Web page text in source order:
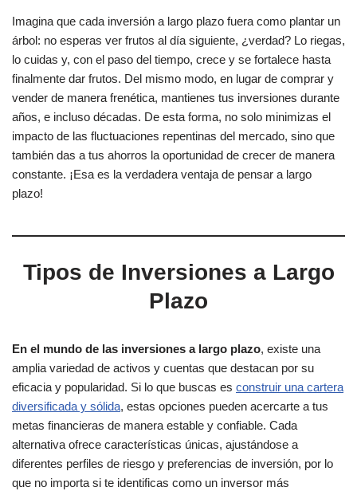
Imagina que cada inversión a largo plazo fuera como plantar un
árbol: no esperas ver frutos al día siguiente, ¿verdad? Lo riegas,
lo cuidas y, con el paso del tiempo, crece y se fortalece hasta
finalmente dar frutos. Del mismo modo, en lugar de comprar y
vender de manera frenética, mantienes tus inversiones durante
años, e incluso décadas. De esta forma, no solo minimizas el
impacto de las fluctuaciones repentinas del mercado, sino que
también das a tus ahorros la oportunidad de crecer de manera
constante. ¡Esa es la verdadera ventaja de pensar a largo
plazo!
Tipos de Inversiones a Largo
Plazo
En el mundo de las inversiones a largo plazo, existe una
amplia variedad de activos y cuentas que destacan por su
eficacia y popularidad. Si lo que buscas es construir una cartera
diversificada y sólida, estas opciones pueden acercarte a tus
metas financieras de manera estable y confiable. Cada
alternativa ofrece características únicas, ajustándose a
diferentes perfiles de riesgo y preferencias de inversión, por lo
que no importa si te identificas como un inversor más